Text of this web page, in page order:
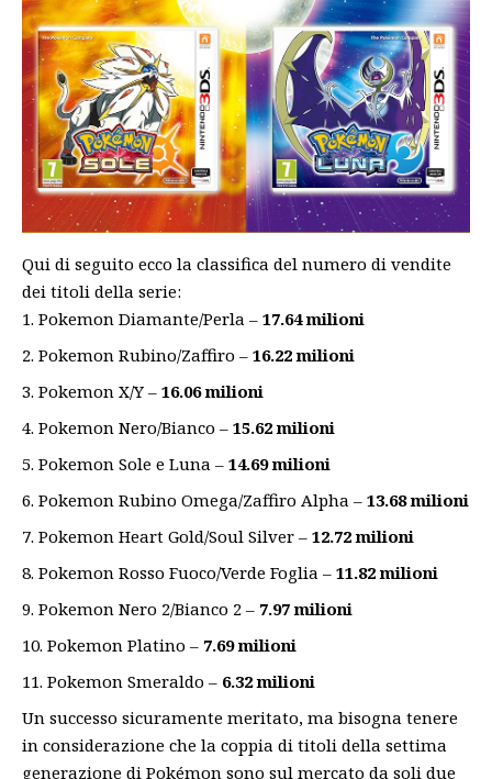
Qui di seguito ecco la classifica del numero di vendite
dei titoli della serie:
Pokemon Diamante/Perla – 17.64 milioni
Pokemon Rubino/Zaffiro – 16.22 milioni
Pokemon X/Y – 16.06 milioni
Pokemon Nero/Bianco – 15.62 milioni
Pokemon Sole e Luna – 14.69 milioni
Pokemon Rubino Omega/Zaffiro Alpha – 13.68 milioni
Pokemon Heart Gold/Soul Silver – 12.72 milioni
Pokemon Rosso Fuoco/Verde Foglia – 11.82 milioni
Pokemon Nero 2/Bianco 2 – 7.97 milioni
Pokemon Platino – 7.69 milioni
Pokemon Smeraldo – 6.32 milioni
Un successo sicuramente meritato, ma bisogna tenere
in considerazione che la coppia di titoli della settima
generazione di Pokémon sono sul mercato da soli due